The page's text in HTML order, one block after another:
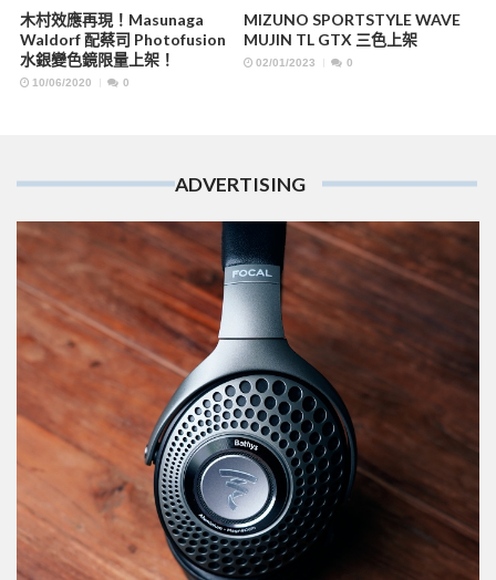
木村效應再現！Masunaga
Waldorf 配蔡司 Photofusion
水銀變色鏡限量上架！
10/06/2020 0
MIZUNO SPORTSTYLE WAVE
MUJIN TL GTX 三色上架
02/01/2023 0
ADVERTISING